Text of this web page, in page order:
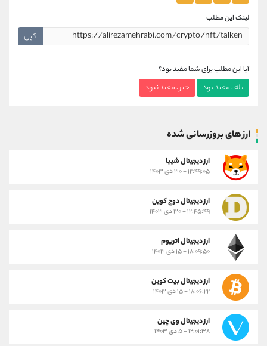
لینک این مطلب
کپی
آیا این مطلب برای شما مفید بود؟
بله ، مفید بود خیر ، مفید نبود
ارز های بروزرسانی شده
ارز ديجيتال شیبا
۱۲:۴۹:۰۵ - ۳۰ دی ۱۴۰۳
ارز دیجیتال دوج کوین
۱۲:۴۵:۴۹ - ۳۰ دی ۱۴۰۳
ارز دیجیتال اتریوم
۱۸:۰۹:۵۰ - ۱۵ دی ۱۴۰۳
ارز دیجیتال بیت کوین
۱۸:۰۶:۲۲ - ۱۵ دی ۱۴۰۳
ارز دیجیتال وی چین
۱۲:۰۱:۳۸ - ۵ دی ۱۴۰۳